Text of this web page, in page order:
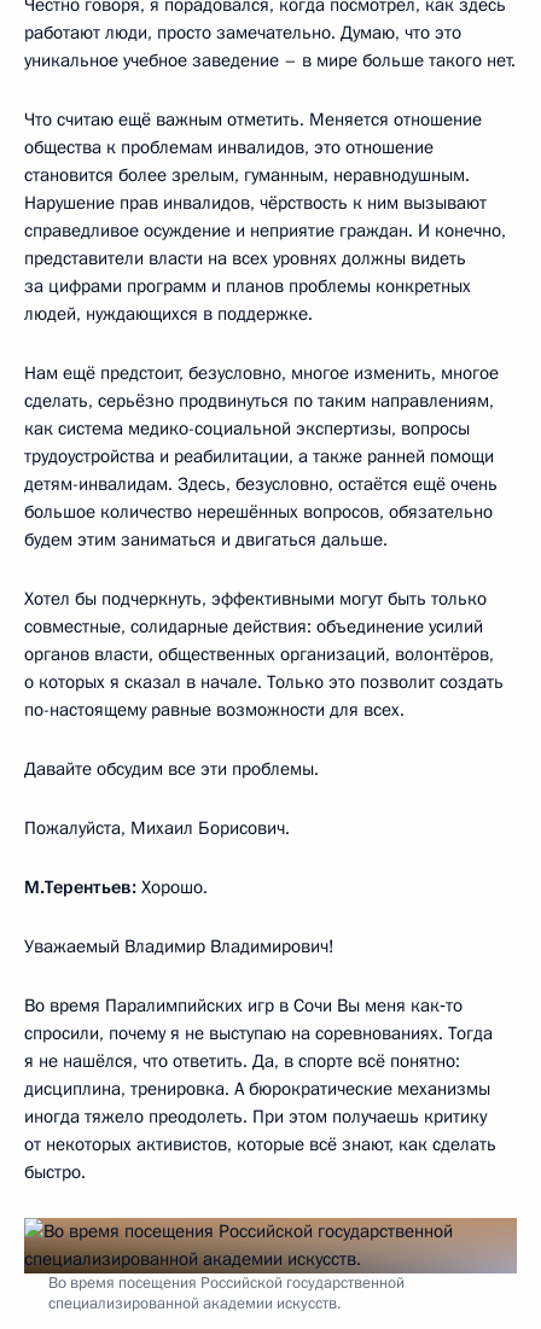
Честно говоря, я порадовался, когда посмотрел, как здесь
работают люди, просто замечательно. Думаю, что это
уникальное учебное заведение – в мире больше такого нет.
Что считаю ещё важным отметить. Меняется отношение
общества к проблемам инвалидов, это отношение
становится более зрелым, гуманным, неравнодушным.
Нарушение прав инвалидов, чёрствость к ним вызывают
справедливое осуждение и неприятие граждан. И конечно,
представители власти на всех уровнях должны видеть
за цифрами программ и планов проблемы конкретных
людей, нуждающихся в поддержке.
Нам ещё предстоит, безусловно, многое изменить, многое
сделать, серьёзно продвинуться по таким направлениям,
как система медико-социальной экспертизы, вопросы
трудоустройства и реабилитации, а также ранней помощи
детям-инвалидам. Здесь, безусловно, остаётся ещё очень
большое количество нерешённых вопросов, обязательно
будем этим заниматься и двигаться дальше.
Хотел бы подчеркнуть, эффективными могут быть только
совместные, солидарные действия: объединение усилий
органов власти, общественных организаций, волонтёров,
о которых я сказал в начале. Только это позволит создать
по-настоящему равные возможности для всех.
Давайте обсудим все эти проблемы.
Пожалуйста, Михаил Борисович.
М.Терентьев: Хорошо.
Уважаемый Владимир Владимирович!
Во время Паралимпийских игр в Сочи Вы меня как‑то
спросили, почему я не выступаю на соревнованиях. Тогда
я не нашёлся, что ответить. Да, в спорте всё понятно:
дисциплина, тренировка. А бюрократические механизмы
иногда тяжело преодолеть. При этом получаешь критику
от некоторых активистов, которые всё знают, как сделать
быстро.
Во время посещения Российской государственной
специализированной академии искусств.